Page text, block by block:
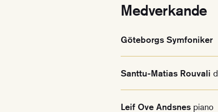
Medverkande
Göteborgs Symfoniker
Santtu-Matias Rouvali
Leif Ove Andsnes piano